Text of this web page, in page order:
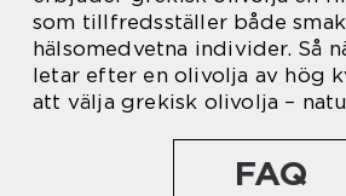
som tillfredsställer både
hälsomedvetna individer. Så
letar efter en olivolja av hög
att välja grekisk olivolja –
FAQ